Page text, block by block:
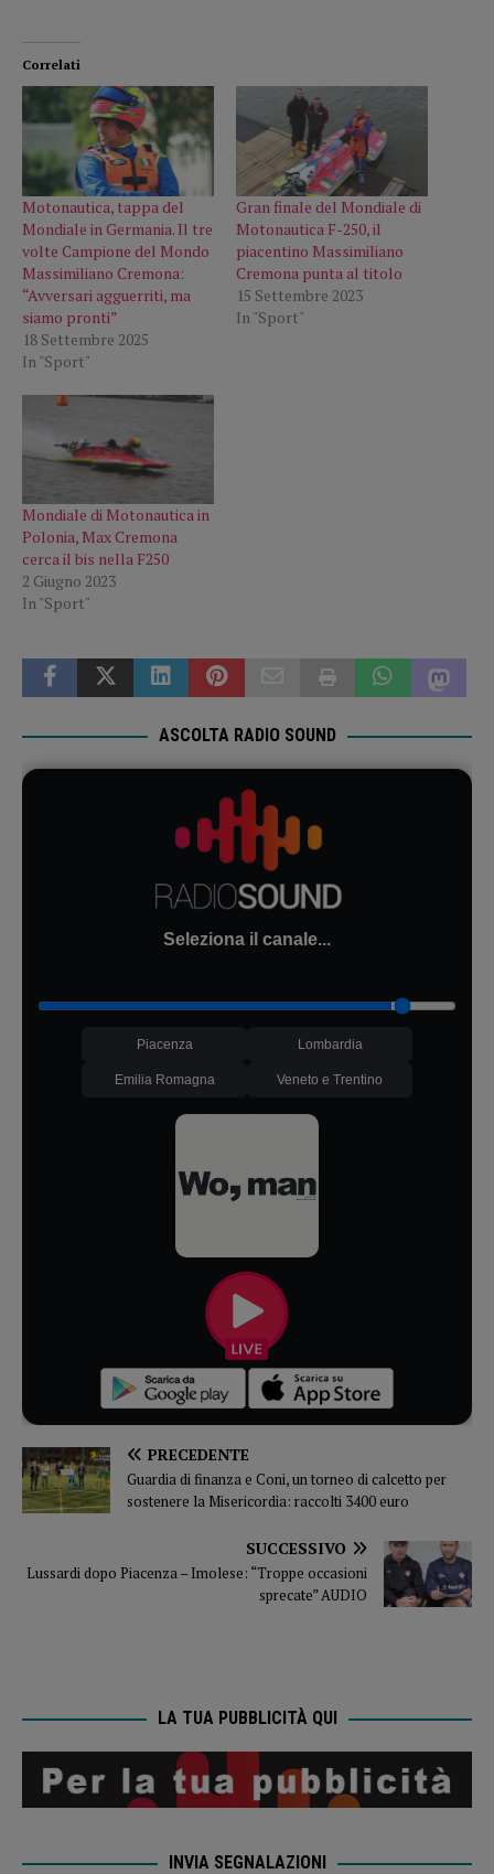
Correlati
Motonautica, tappa del
Mondiale in Germania. Il tre
volte Campione del Mondo
Massimiliano Cremona:
“Avversari agguerriti, ma
siamo pronti”
18 Settembre 2025
In "Sport"
Gran finale del Mondiale di
Motonautica F-250, il
piacentino Massimiliano
Cremona punta al titolo
15 Settembre 2023
In "Sport"
Mondiale di Motonautica in
Polonia, Max Cremona
cerca il bis nella F250
2 Giugno 2023
In "Sport"
ASCOLTA RADIO SOUND
Seleziona il canale...
Piacenza Lombardia
Emilia Romagna Veneto e Trentino
PRECEDENTE
Guardia di finanza e Coni, un torneo di calcetto per
sostenere la Misericordia: raccolti 3400 euro
SUCCESSIVO
Lussardi dopo Piacenza – Imolese: “Troppe occasioni
sprecate” AUDIO
LA TUA PUBBLICITÀ QUI
INVIA SEGNALAZIONI